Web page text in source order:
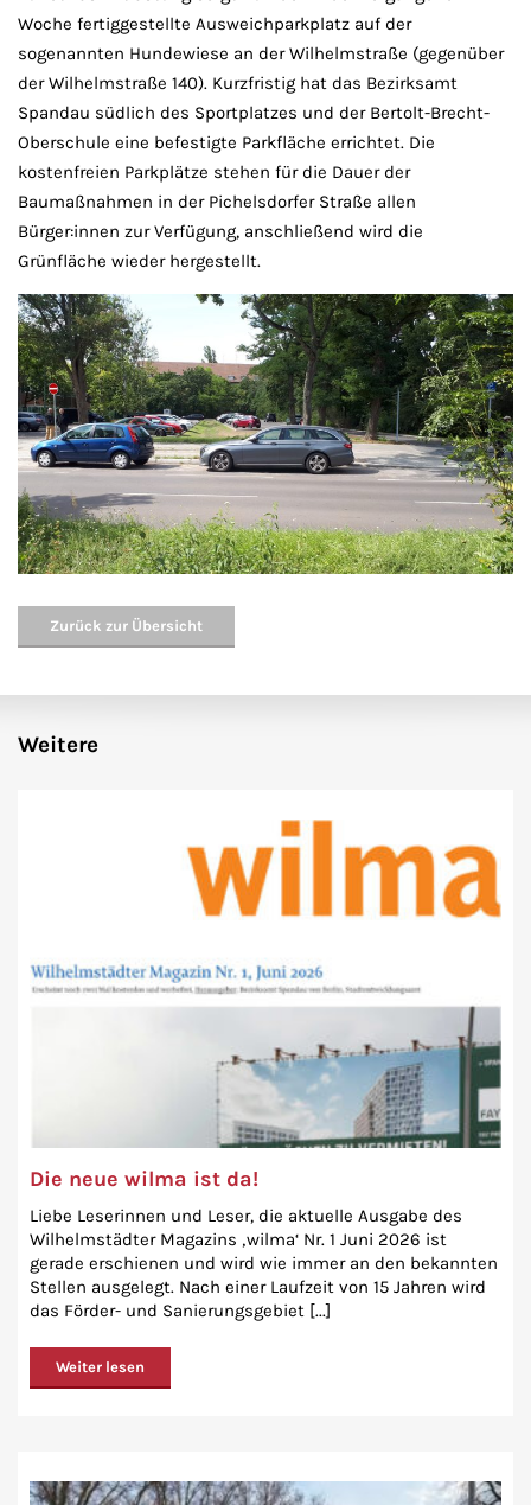
Woche fertiggestellte Ausweichparkplatz auf der
sogenannten Hundewiese an der Wilhelmstraße (gegenüber
der Wilhelmstraße 140). Kurzfristig hat das Bezirksamt
Spandau südlich des Sportplatzes und der Bertolt-Brecht-
Oberschule eine befestigte Parkfläche errichtet. Die
kostenfreien Parkplätze stehen für die Dauer der
Baumaßnahmen in der Pichelsdorfer Straße allen
Bürger:innen zur Verfügung, anschließend wird die
Grünfläche wieder hergestellt.
Zurück zur Übersicht
Weitere
Die neue wilma ist da!
Liebe Leserinnen und Leser, die aktuelle Ausgabe des
Wilhelmstädter Magazins ‚wilma‘ Nr. 1 Juni 2026 ist
gerade erschienen und wird wie immer an den bekannten
Stellen ausgelegt. Nach einer Laufzeit von 15 Jahren wird
das Förder- und Sanierungsgebiet [...]
Weiter lesen